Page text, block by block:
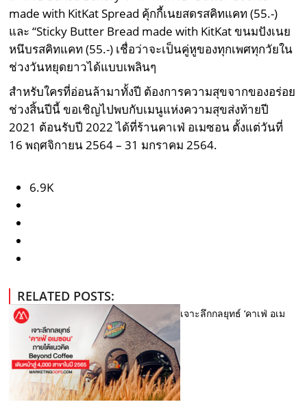
made with KitKat Spread คุ้กกี้เนยสดรสคิทแคท (55.-)
และ “Sticky Butter Bread made with KitKat ขนมปังเนย
หนึบรสคิทแคท (55.-) เชื่อว่าจะเป็นคู่หูของทุกเพศทุกวัยใน
ช่วงวันหยุดยาวได้แบบเพลินๆ
สำหรับใครที่อ่อนล้ามาทั้งปี ต้องการความสุขจากของอร่อย
ช่วงสิ้นปีนี้ ขอเชิญไปพบกับเมนูแห่งความสุขส่งท้ายปี
2021 ต้อนรับปี 2022 ได้ที่ร้านคาเฟ่ อเมซอน ตั้งแต่วันที่
16 พฤศจิกายน 2564 – 31 มกราคม 2564.
6.9K
RELATED POSTS:
เจาะลึกกลยุทธ์ ‘คาเฟ่ อเม